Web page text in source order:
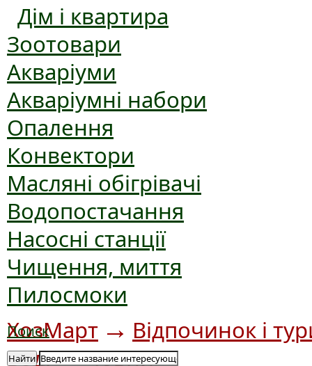
Дім і квартира
Зоотовари
Акваріуми
Акваріумні набори
Опалення
Конвектори
Масляні обігрівачі
Водопостачання
Насосні станції
Чищення, миття
Пилосмоки
Поиск
Найти
ХозМарт → Відпочинок і
воді→Човни